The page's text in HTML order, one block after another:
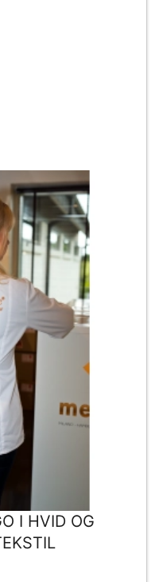
I HVID OG